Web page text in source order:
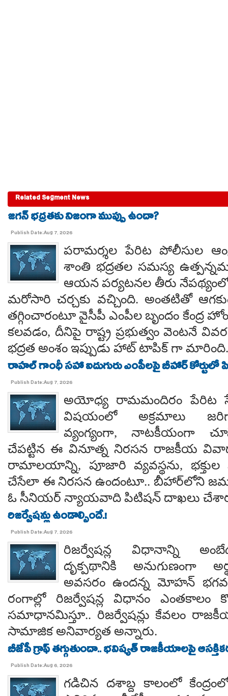
Related Segment News
జగన్ భద్రతకు నిజంగా ముప్పు ఉందా?
Publish Date:Aug 7, 2026
పరామర్శల పేరిట పోలీసుల
శాంతి భద్రతల సమస్య
ఆయన పర్యటనల తీరు నేపథ్యంలో
మరోసారి చర్చకు వచ్చింది. అంతటితో
తగ్గించారంటూ వైసీపీ ఎంపీల బృందం కేంద్ర
కలవడం, దీనిపై రాష్ట్ర ప్రభుత్వం వెంటనే
భద్రత అంశం ఇప్పుడు హాట్ టాపిక్ గా మారింది.
రాహల్ గాంధీ సహా ఐదుగురు ఎంపీలపై బీహార్ కోర్టులో
Publish Date:Aug 7, 2026
అయోధ్య రామమందిరం పేరిట
విషయంలో అక్రమాలు
వ్యంగ్యంగా, నాటకీయంగా
చేపట్టిన ఈ వినూత్న నిరసన రాజకీయ
రామాలయాన్ని, పూజారి వ్యవస్థను,
చేసేలా ఈ నిరసన ఉందంటూ.. బీహార్‌లోని
ఓ సీనియర్ న్యాయవాది పిటిషన్ దాఖలు
రిజర్వేషన్లు ఉండాల్సిందే.!
Publish Date:Aug 7, 2026
రిజర్వేషన్ల విధానాన్ని
దృక్పథానికి అనుగుణంగా
అవసరం ఉందన్న మోహన్
రంగాల్లో రిజర్వేషన్ల విధానం ఎంతకాలం
సమాధానమిస్తూ.. రిజర్వేషన్లు కేవలం
సామాజిక అనివార్యత అన్నారు.
బీజేపీ గ్రాఫ్ తగ్గుతుందా.. భవిష్యత్ రాజకీయాలపై
Publish Date:Aug 6, 2026
గడిచిన దశాబ్ద కాలంలో